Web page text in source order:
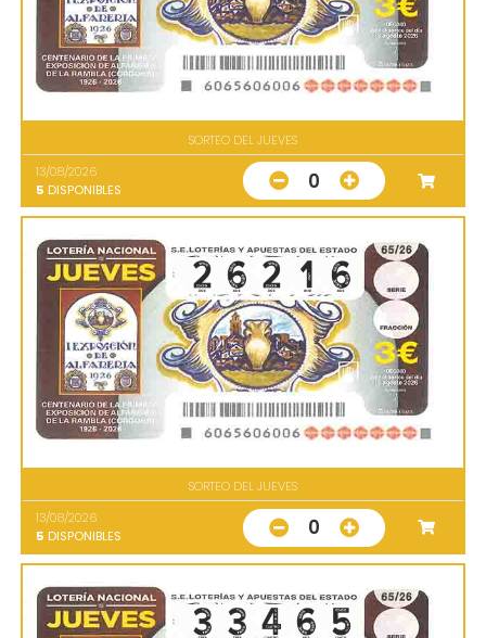
SORTEO DEL JUEVES
13/08/2026
5 DISPONIBLES 0
SORTEO DEL JUEVES
13/08/2026
5 DISPONIBLES 0